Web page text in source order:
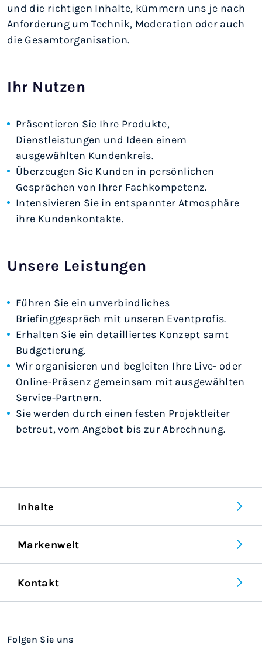
und die richtigen Inhalte, kümmern uns je nach
Anforderung um Technik, Moderation oder auch
die Gesamtorganisation.
Ihr Nutzen
Präsentieren Sie Ihre Produkte,
Dienstleistungen und Ideen einem
ausgewählten Kundenkreis.
Überzeugen Sie Kunden in persönlichen
Gesprächen von Ihrer Fachkompetenz.
Intensivieren Sie in entspannter Atmosphäre
ihre Kundenkontakte.
Unsere Leistungen
Führen Sie ein unverbindliches
Briefinggespräch mit unseren Eventprofis.
Erhalten Sie ein detailliertes Konzept samt
Budgetierung.
Wir organisieren und begleiten Ihre Live- oder
Online-Präsenz gemeinsam mit ausgewählten
Service-Partnern.
Sie werden durch einen festen Projektleiter
betreut, vom Angebot bis zur Abrechnung.
Inhalte
Markenwelt
Kontakt
Folgen Sie uns